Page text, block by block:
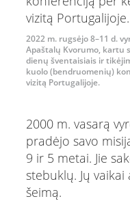
2022 m. rugsėjo 8–11 d.
Apaštalų Kvorumo, kartu
dienų šventaisiais ir
kuolo (bendruomenių)
vizitą Portugalijoje.
2000 m. vasarą
pradėjo savo
9 ir 5 metai. Jie
stebuklų. Jų
šeimą.